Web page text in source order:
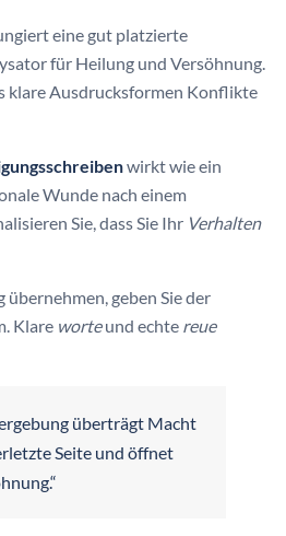
eine gut platzierte
für Heilung und Versöhnung.
klare Ausdrucksformen Konflikte
wirkt wie ein
Wunde nach einem
Sie, dass Sie Ihr Verhalten
geben Sie der
Klare worteund echte reue
überträgt Macht
Seite und öffnet